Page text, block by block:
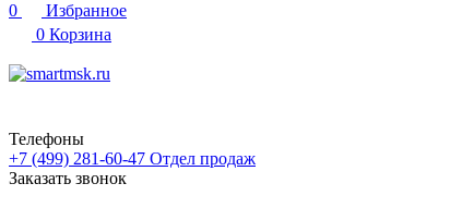
0
Избранное
0 Корзина
Телефоны
+7 (499) 281-60-47 Отдел продаж
Заказать звонок